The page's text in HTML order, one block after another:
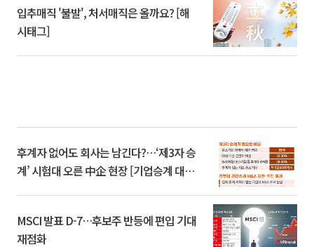
입추매직 '불발', 처서매직은 올까요? [해
시태그]
후계자 없어도 회사는 남긴다?…‘제3자 승
계’ 시험대 오른 中企 현장 [기업승계 대전
MSCI 발표 D-7…후보주 반등에 편입 기대
재점화